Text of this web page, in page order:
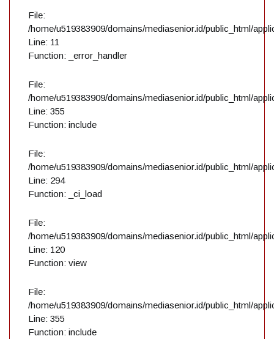
File:
/home/u519383909/domains/mediasenior.id/public_html/
Line: 11
Function: _error_handler
File:
/home/u519383909/domains/mediasenior.id/public_html/
Line: 355
Function: include
File:
/home/u519383909/domains/mediasenior.id/public_html/
Line: 294
Function: _ci_load
File:
/home/u519383909/domains/mediasenior.id/public_html/
Line: 120
Function: view
File:
/home/u519383909/domains/mediasenior.id/public_html/
Line: 355
Function: include